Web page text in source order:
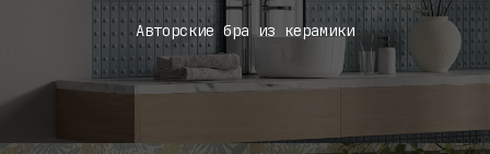
Авторские бра из керамики